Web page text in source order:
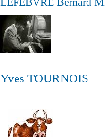
YvesTOURNOIS